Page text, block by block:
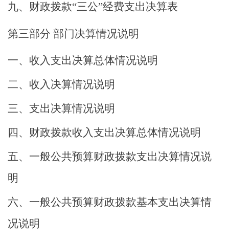
九、财政拨款“三公”经费支出决算表
第三部分 部门决算情况说明
一、收入支出决算总体情况说明
二、收入决算情况说明
三、支出决算情况说明
四、财政拨款收入支出决算总体情况说明
五、一般公共预算财政拨款支出决算情况说
明
六、一般公共预算财政拨款基本支出决算情
况说明